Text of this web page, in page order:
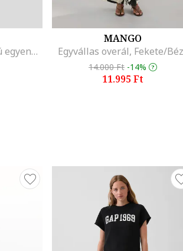
Alisha állítható derekú egyenes fazonú overál, Narancssárga/Bézs/Tengerészkék
MANGO
Egyvállas overál, Fekete/
14.000 Ft -14%
11.995 Ft